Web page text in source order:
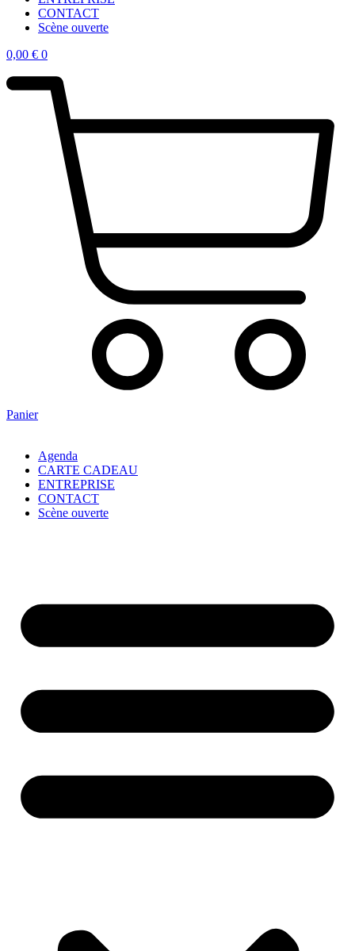
CONTACT
Scène ouverte
0,00 € 0
Panier
Agenda
CARTE CADEAU
ENTREPRISE
CONTACT
Scène ouverte